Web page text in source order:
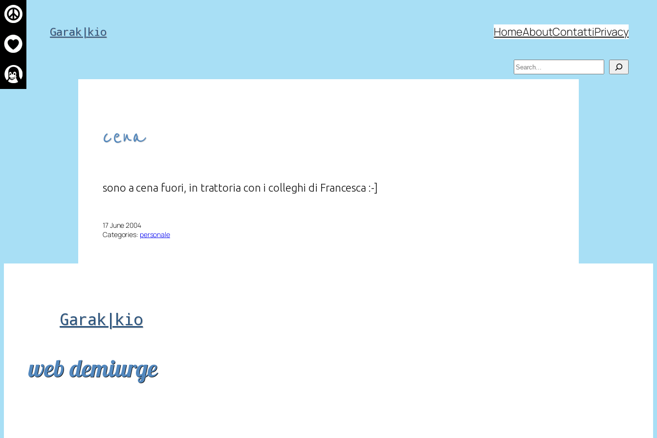
Skip
to
content
Garak|kio HomeAboutContattiPrivacy
Search
cena
sono a cena fuori, in trattoria con i colleghi di Francesca :-]
17 June 2004
Categories: personale
Garak|kio
web demiurge